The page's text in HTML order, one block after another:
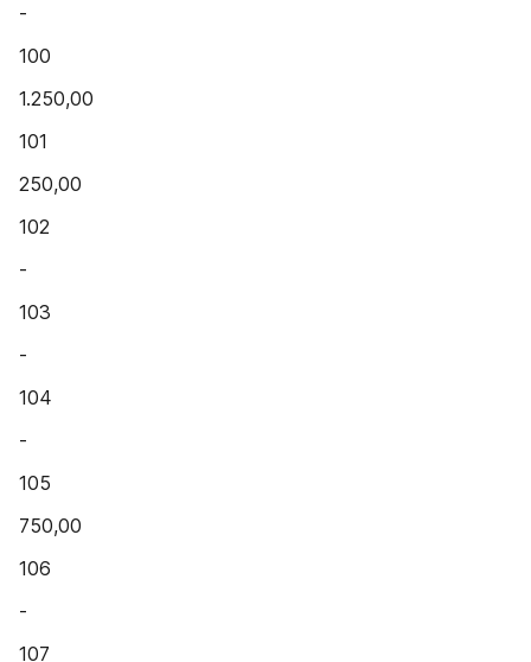
-
100
1.250,00
101
250,00
102
-
103
-
104
-
105
750,00
106
-
107